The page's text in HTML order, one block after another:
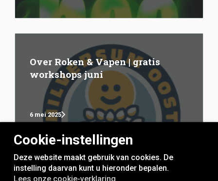
Over Roken & Vapen | gratis
workshops juni
6 mei 2025
Cookie-instellingen
Deze website maakt gebruik van cookies. De
instelling daarvan kunt u hieronder bepalen.
Lees onze cookie-verklaring